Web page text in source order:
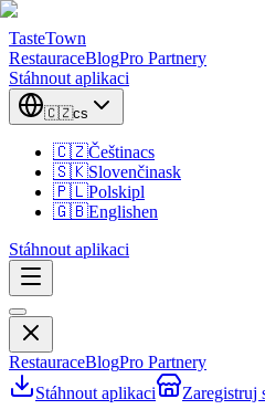
TasteTown
RestauraceBlogPro Partnery
Stáhnout aplikaci
🇨🇿cs
🇨🇿Češtinacs
🇸🇰Slovenčinask
🇵🇱Polskipl
🇬🇧Englishen
Stáhnout aplikaci
RestauraceBlogPro Partnery
Stáhnout aplikaci
Zaregistruj